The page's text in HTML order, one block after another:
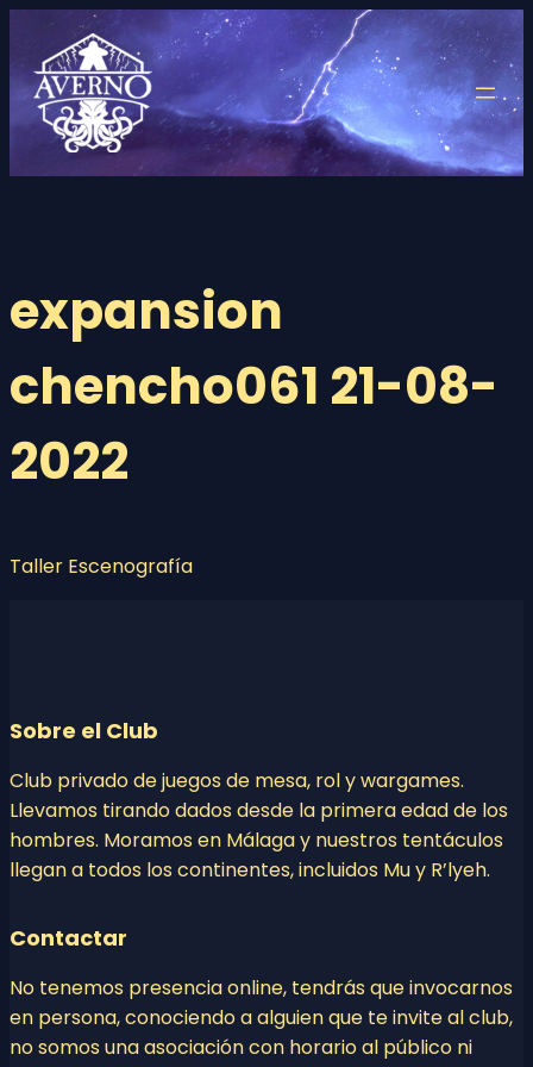
contenido
expansion
chencho061 21-08-
2022
Taller Escenografía
Sobre el Club
Club privado de juegos de mesa, rol y wargames.
Llevamos tirando dados desde la primera edad de los
hombres. Moramos en Málaga y nuestros tentáculos
llegan a todos los continentes, incluidos Mu y R’lyeh.
Contactar
No tenemos presencia online, tendrás que invocarnos
en persona, conociendo a alguien que te invite al club,
no somos una asociación con horario al público ni